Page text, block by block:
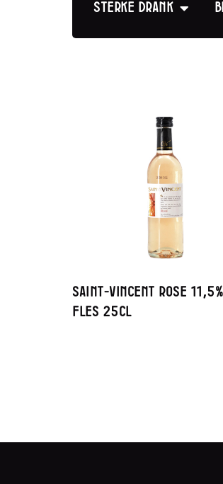
Sterke drank
Saint-Vincent Rose
Fles 25cl